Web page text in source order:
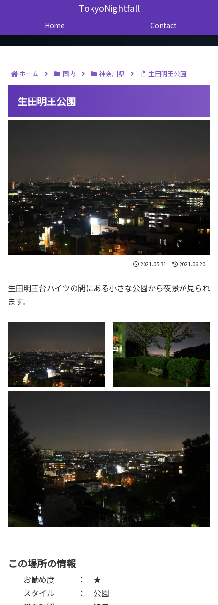
TokyoNightfall
Home Contact
ホーム 国内 神奈川県 生田明王公園
生田明王公園
2021.05.31 2021.06.20
生田明王台ハイツの間にある小さな公園から夜景が見られ
ます。
この場所の情報
お勧め度 ： ★
スタイル ： 公園